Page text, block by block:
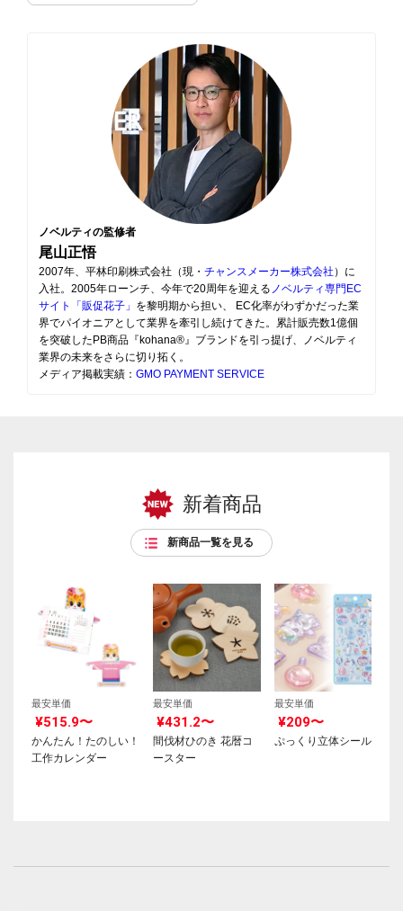
ノベルティの監修者
尾山正悟
2007年、平林印刷株式会社（現・ チャンスメーカー株式会社 ）に
入社。2005年ローンチ、今年で20周年を迎える ノベルティ専門EC
サイト「販促花子」 を黎明期から担い、 EC化率がわずかだった業
界でパイオニアとして業界を牽引し続けてきた。累計販売数1億個
を突破したPB商品『kohana®』ブランドを引っ提げ、ノベルティ
業界の未来をさらに切り拓く。
メディア掲載実績： GMO PAYMENT SERVICE
新着商品
新商品一覧を見る
最安単価
¥515.9〜
かんたん！たのしい！
工作カレンダー
最安単価
¥431.2〜
間伐材ひのき 花暦コ
ースター
最安単価
¥209〜
ぷっくり立体シール